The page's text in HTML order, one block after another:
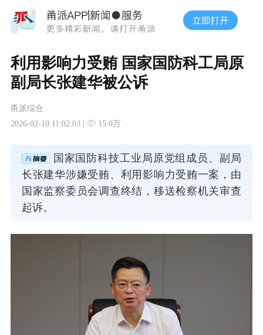
利用影响力受贿 国家国防科工局原
副局长张建华被公诉
甬派综合
2026-02-10 11:02:03 |
15.0万
国家国防科技工业局原党组成员、副局
长张建华涉嫌受贿、利用影响力受贿一案，由
国家监察委员会调查终结，移送检察机关审查
起诉。